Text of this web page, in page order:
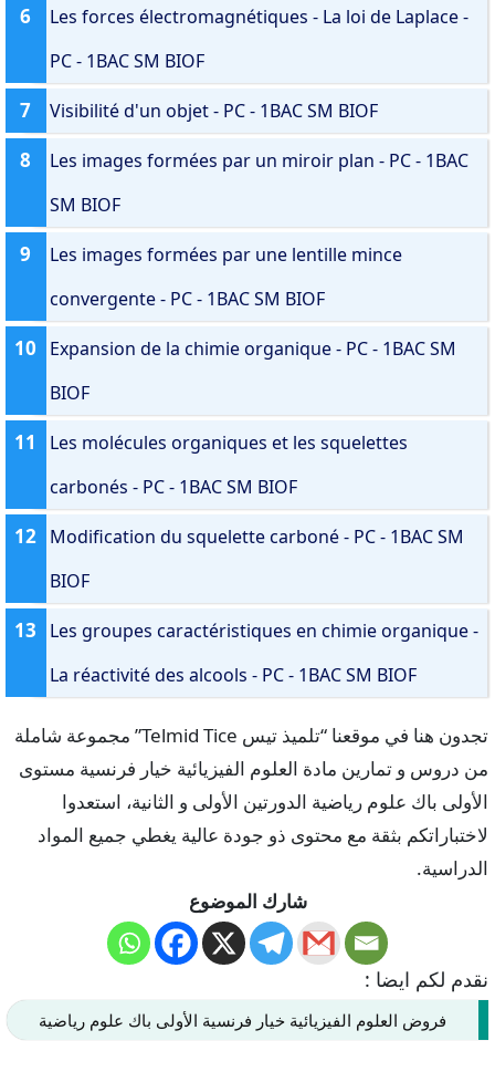
6
Les forces électromagnétiques - La loi de Laplace -
PC - 1BAC SM BIOF
7 Visibilité d'un objet - PC - 1BAC SM BIOF
8
Les images formées par un miroir plan - PC - 1BAC
SM BIOF
9
Les images formées par une lentille mince
convergente - PC - 1BAC SM BIOF
10
Expansion de la chimie organique - PC - 1BAC SM
BIOF
11
Les molécules organiques et les squelettes
carbonés - PC - 1BAC SM BIOF
12 Modification du squelette carboné - PC - 1BAC SM
BIOF
13
Les groupes caractéristiques en chimie organique -
La réactivité des alcools - PC - 1BAC SM BIOF
تجدون هنا في موقعنا “تلميذ تيس Telmid Tice” مجموعة شاملة
من دروس و تمارين مادة العلوم الفيزيائية خيار فرنسية مستوى
الأولى باك علوم رياضية الدورتين الأولى و الثانية، استعدوا
لاختباراتكم بثقة مع محتوى ذو جودة عالية يغطي جميع المواد
الدراسية.
شارك الموضوع
نقدم لكم ايضا :
فروض العلوم الفيزيائية خيار فرنسية الأولى باك علوم رياضية